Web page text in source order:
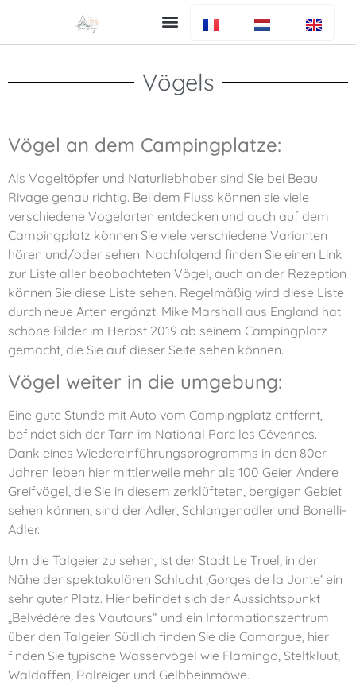
Vögels
Vögel an dem Campingplatze:
Als Vogeltöpfer und Naturliebhaber sind Sie bei Beau
Rivage genau richtig. Bei dem Fluss können sie viele
verschiedene Vogelarten entdecken und auch auf dem
Campingplatz können Sie viele verschiedene Varianten
hören und/oder sehen. Nachfolgend finden Sie einen Link
zur Liste aller beobachteten Vögel, auch an der Rezeption
können Sie diese Liste sehen. Regelmäßig wird diese Liste
durch neue Arten ergänzt. Mike Marshall aus England hat
schöne Bilder im Herbst 2019 ab seinem Campingplatz
gemacht, die Sie auf dieser Seite sehen können.
Vögel weiter in die umgebung:
Eine gute Stunde mit Auto vom Campingplatz entfernt,
befindet sich der Tarn im National Parc les Cévennes.
Dank eines Wiedereinführungsprogramms in den 80er
Jahren leben hier mittlerweile mehr als 100 Geier. Andere
Greifvögel, die Sie in diesem zerklüfteten, bergigen Gebiet
sehen können, sind der Adler, Schlangenadler und Bonelli-
Adler.
Um die Talgeier zu sehen, ist der Stadt Le Truel, in der
Nähe der spektakulären Schlucht ‚Gorges de la Jonte‘ ein
sehr guter Platz. Hier befindet sich der Aussichtspunkt
„Belvédére des Vautours“ und ein Informationszentrum
über den Talgeier. Südlich finden Sie die Camargue, hier
finden Sie typische Wasservögel wie Flamingo, Steltkluut,
Waldaffen, Ralreiger und Gelbbeinmöwe.